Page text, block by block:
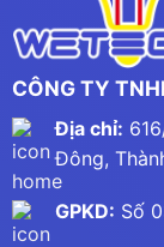
CÔNG TY
Địa chỉ:
Đông,
GPKD: Số